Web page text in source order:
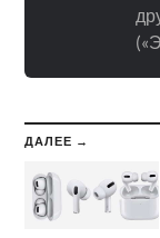
ДАЛЕЕ →